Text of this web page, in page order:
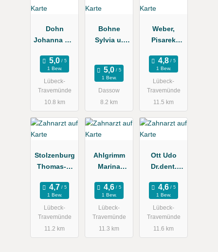
Dohn
Johanna Dr.,
1 Bew.
Lübeck-
Travemünde
10.8 km
Bohne
Sylvia u.
e
1 Bew.
Dassow
8.2 km
Weber,
Pisarek
nt.
1 Bew.
Lübeck-
Travemünde
11.5 km
Stolzenburg
Thomas-J.
1 Bew.
Lübeck-
Travemünde
11.2 km
Ahlgrimm
Marina
xis
1 Bew.
Lübeck-
Travemünde
11.3 km
Ott Udo
Dr.dent.
1 Bew.
Lübeck-
Travemünde
11.6 km